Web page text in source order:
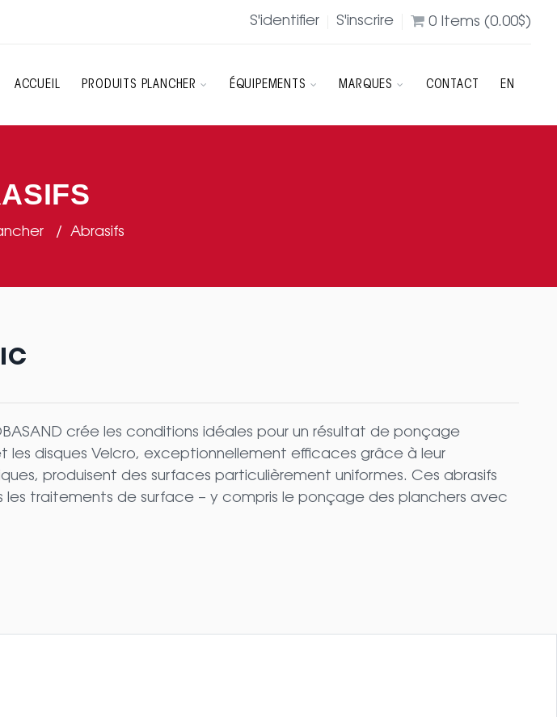
S'identifier S'inscrire 0 Items (0.00$)
ACCUEIL PRODUITS PLANCHER ÉQUIPEMENTS MARQUES CONTACT EN
Abrasifs
crée les conditions idéales pour un résultat de ponçage
les disques Velcro, exceptionnellement efficaces grâce à leur
produisent des surfaces particulièrement uniformes. Ces abrasifs
traitements de surface – y compris le ponçage des planchers avec